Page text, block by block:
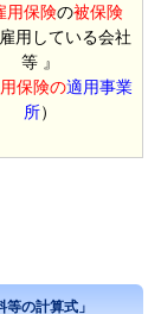
用保険の被保険
用している会社
等 』
保険の適用事業
所）
の計算式」